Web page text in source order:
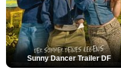
Sunny Dancer Trailer DF